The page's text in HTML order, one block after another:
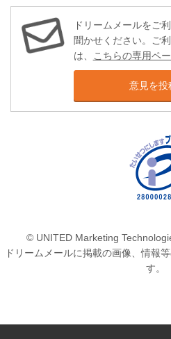
ドリームメールをご
聞かせください。ご
は、 こちらの専用ペ
意見を投
© UNITED Marketing
ドリームメールに掲載の画像、情報
す。